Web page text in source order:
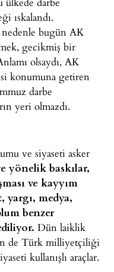
ıskalandı.
bugün AK
gecikmiş bir
olsaydı, AK
konumuna getiren
darbe
yeri olmazdı.
ve siyaseti asker
yönelik baskılar,
ve kayyım
yargı, medya,
benzer
Dün laiklik
de Türk milliyetçiliği
kullanışlı araçlar.